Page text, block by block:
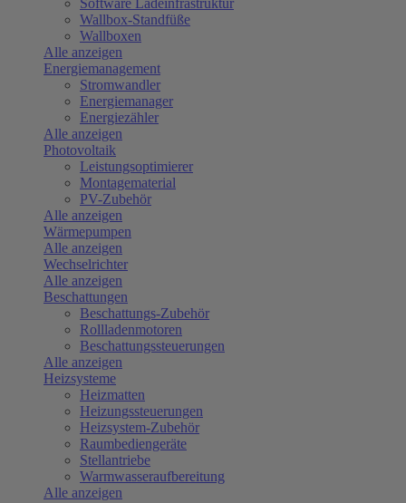
Software Ladeinfrastruktur
Wallbox-Standfüße
Wallboxen
Alle anzeigen
Energiemanagement
Stromwandler
Energiemanager
Energiezähler
Alle anzeigen
Photovoltaik
Leistungsoptimierer
Montagematerial
PV-Zubehör
Alle anzeigen
Wärmepumpen
Alle anzeigen
Wechselrichter
Alle anzeigen
Beschattungen
Beschattungs-Zubehör
Rollladenmotoren
Beschattungssteuerungen
Alle anzeigen
Heizsysteme
Heizmatten
Heizungssteuerungen
Heizsystem-Zubehör
Raumbediengeräte
Stellantriebe
Warmwasseraufbereitung
Alle anzeigen